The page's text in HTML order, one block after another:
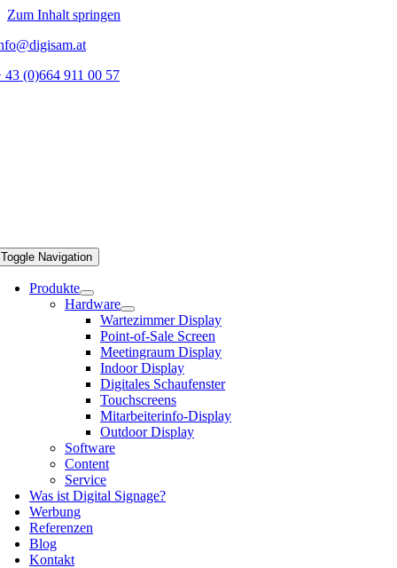
Zum Inhalt springen
43 (0)664 911 00 57
Toggle Navigation
Produkte
Hardware
Wartezimmer Display
Point-of-Sale Screen
Meetingraum Display
Indoor Display
Digitales Schaufenster
Touchscreens
Mitarbeiterinfo-Display
Outdoor Display
Software
Content
Service
Was ist Digital Signage?
Werbung
Referenzen
Blog
Kontakt